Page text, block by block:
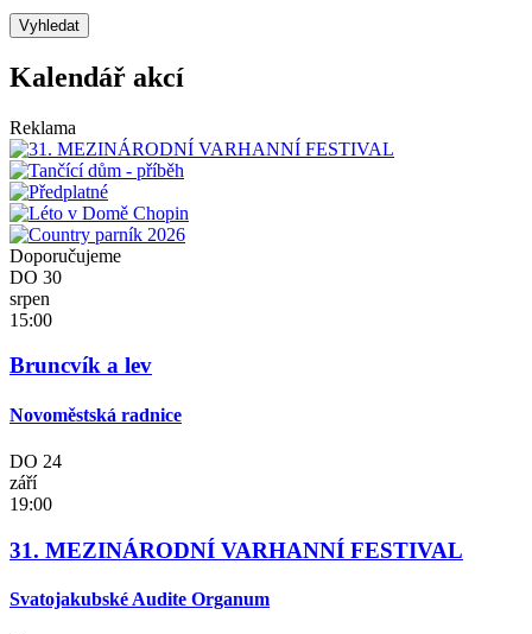
Vyhledat
Kalendář akcí
Reklama
Doporučujeme
DO 30
srpen
15:00
Bruncvík a lev
Novoměstská radnice
DO 24
září
19:00
31. MEZINÁRODNÍ VARHANNÍ FESTIVAL
Svatojakubské Audite Organum